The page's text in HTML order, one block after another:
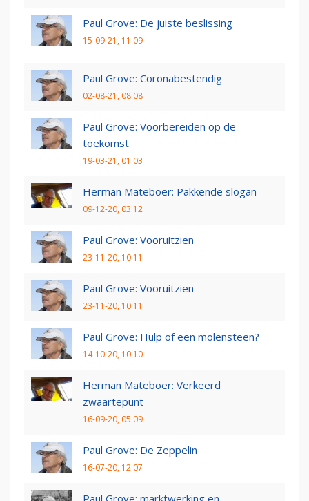
Paul Grove: De juiste beslissing
15-09-21, 11:09
Paul Grove: Coronabestendig
02-08-21, 08:08
Paul Grove: Voorbereiden op de
toekomst
19-03-21, 01:03
Herman Mateboer: Pakkende slogan
09-12-20, 03:12
Paul Grove: Vooruitzien
23-11-20, 10:11
Paul Grove: Vooruitzien
23-11-20, 10:11
Paul Grove: Hulp of een molensteen?
14-10-20, 10:10
Herman Mateboer: Verkeerd
zwaartepunt
16-09-20, 05:09
Paul Grove: De Zeppelin
16-07-20, 12:07
Paul Grove: marktwerking en